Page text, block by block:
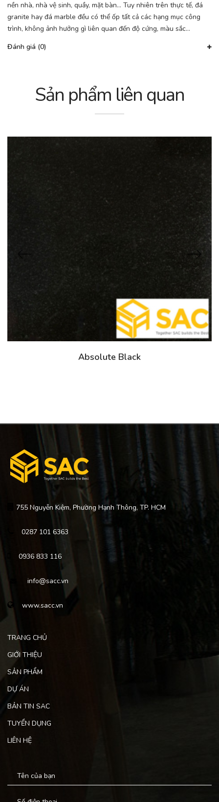
nền nhà, nhà vệ sinh, quầy, mặt bàn… Tuy nhiên trên thực tế, đá
granite hay đá marble đều có thể ốp tất cả các hạng mục công
trình, không ảnh hưởng gì liên quan đến độ cứng, màu sắc…
Đánh giá (0)
Sản phẩm liên quan
Absolute Black
755 Nguyễn Kiệm, Phường Hạnh Thông, TP. HCM
0287 101 6363
0936 833 116
info@sacc.vn
www.sacc.vn
TRANG CHỦ
GIỚI THIỆU
SẢN PHẨM
DỰ ÁN
BẢN TIN SAC
TUYỂN DỤNG
LIÊN HỆ